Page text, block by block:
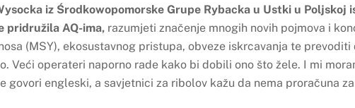
iz Środkowopomorske Grupe Rybacka u Ustki u
pridružila AQ-ima, razumjeti značenje mnogih novih pojmova i
(MSY), ekosustavnog pristupa, obveze iskrcavanja te
Veći operateri naporno rade kako bi dobili ono što žele. I mi
govori engleski, a savjetnici za ribolov kažu da nema proračuna